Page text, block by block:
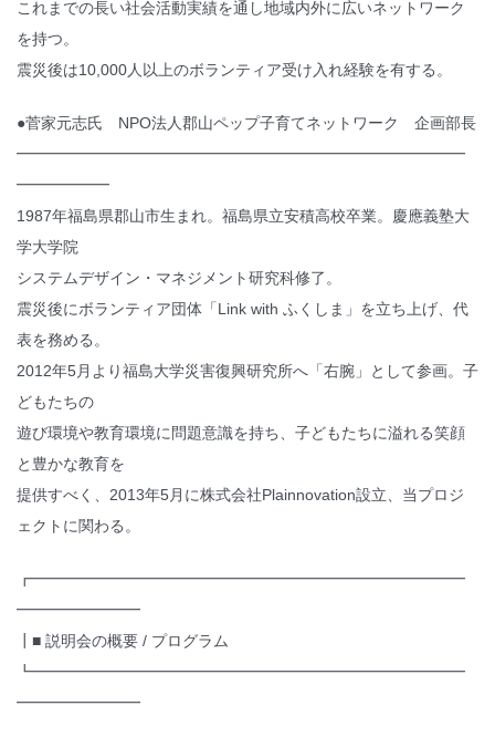
これまでの長い社会活動実績を通し地域内外に広いネットワーク
を持つ。
震災後は10,000人以上のボランティア受け入れ経験を有する。
●菅家元志氏 NPO法人郡山ペップ子育てネットワーク 企画部長
━━━━━━━━━━━━━━━━━━━━━━━━━━━━━
━━━━━━
1987年福島県郡山市生まれ。福島県立安積高校卒業。慶應義塾大
学大学院
システムデザイン・マネジメント研究科修了。
震災後にボランティア団体「Link with ふくしま」を立ち上げ、代
表を務める。
2012年5月より福島大学災害復興研究所へ「右腕」として参画。子
どもたちの
遊び環境や教育環境に問題意識を持ち、子どもたちに溢れる笑顔
と豊かな教育を
提供すべく、2013年5月に株式会社Plainnovation設立、当プロジ
ェクトに関わる。
┏━━━━━━━━━━━━━━━━━━━━━━━━━━━━
━━━━━━━━
┃■ 説明会の概要 / プログラム
┗━━━━━━━━━━━━━━━━━━━━━━━━━━━━
━━━━━━━━